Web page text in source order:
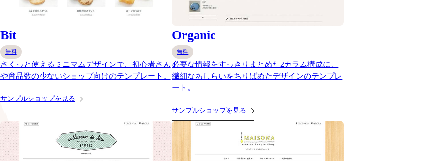
Bit
無料
さくっと使えるミニマムデザインで、初心者さん
や商品数の少ないショップ向けのテンプレート。
サンプルショップを見る
Organic
無料
必要な情報をすっきりまとめた2カラム構成に、
繊細なあしらいをちりばめたデザインのテンプレ
ート。
サンプルショップを見る